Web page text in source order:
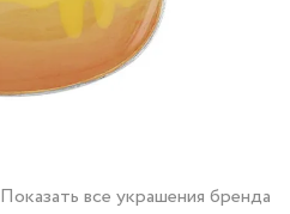
Показать все украшения бренда